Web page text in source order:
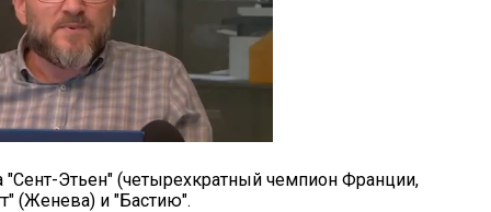
Этьен" (четырехкратный чемпион Франции,
(Женева) и "Бастию".